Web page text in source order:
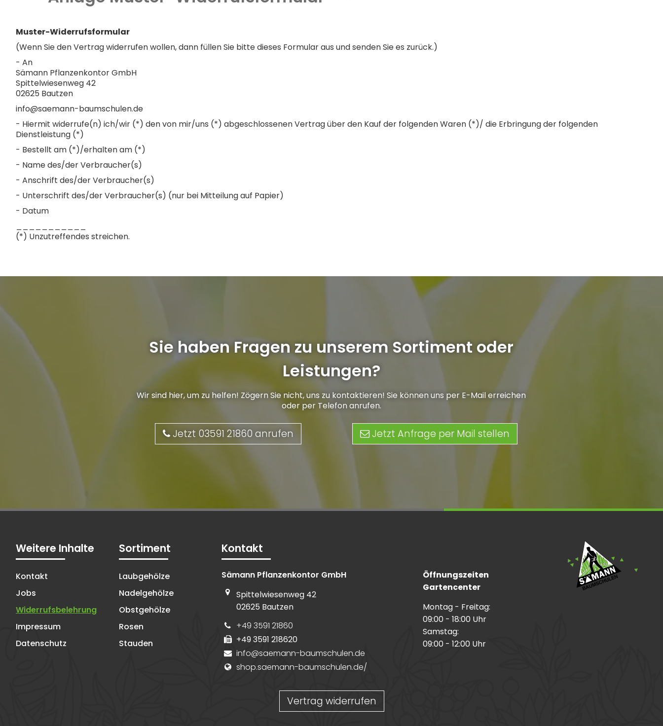
Muster-Widerrufsformular
(Wenn Sie den Vertrag widerrufen wollen, dann füllen Sie bitte dieses Formular aus und senden Sie es zurück.)
- An
Sämann Pflanzenkontor GmbH
Spittelwiesenweg 42
02625 Bautzen
info@saemann-baumschulen.de
- Hiermit widerrufe(n) ich/wir (*) den von mir/uns (*) abgeschlossenen Vertrag über den Kauf der folgenden Waren (*)/ die Erbringung der folgenden
Dienstleistung (*)
- Bestellt am (*)/erhalten am (*)
- Name des/der Verbraucher(s)
- Anschrift des/der Verbraucher(s)
- Unterschrift des/der Verbraucher(s) (nur bei Mitteilung auf Papier)
- Datum
(*) Unzutreffendes streichen.
Sie haben Fragen zu unserem Sortiment oder
Leistungen?
Wir sind hier, um zu helfen! Zögern Sie nicht, uns zu kontaktieren! Sie können uns per E-Mail erreichen
oder per Telefon anrufen.
Jetzt 03591 21860 anrufen Jetzt Anfrage per Mail stellen
Weitere Inhalte
Kontakt
Jobs
Widerrufsbelehrung
Impressum
Datenschutz
Sortiment
Laubgehölze
Nadelgehölze
Obstgehölze
Rosen
Stauden
Kontakt
Sämann Pflanzenkontor GmbH
Spittelwiesenweg 42
02625 Bautzen
+49 3591 21860
+49 3591 218620
info@saemann-baumschulen.de
shop.saemann-baumschulen.de/
Öffnungszeiten
Gartencenter
Montag - Freitag:
09:00 - 18:00 Uhr
Samstag:
09:00 - 12:00 Uhr
Vertrag widerrufen